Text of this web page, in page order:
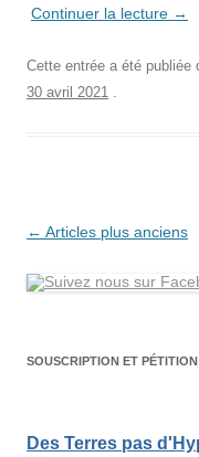
Continuer la lecture →
Cette entrée a été publiée
30 avril 2021 .
Navigation
articles
← Articles plus anciens
SOUSCRIPTION ET
Des Terres pas